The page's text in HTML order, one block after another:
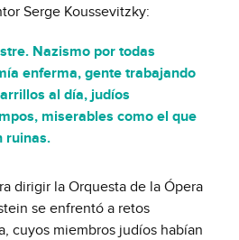
Serge Koussevitzky:
Nazismo por todas
enferma, gente trabajando
al día, judíos
miserables como el que
ruinas.
dirigir la Orquesta de la Ópera
se enfrentó a retos
cuyos miembros judíos habían